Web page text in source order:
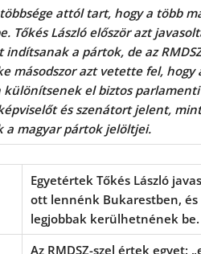
attól tart, hogy a több
Tőkés László először azt
a pártok, de az
másodszor azt vetette fel, hogy
el biztos
és szenátort jelent,
a magyar pártok jelöltjei.
Egyetértek Tőkés László
ott lennénk Bukarestben,
legjobbak kerülhetnének be.
Az RMDSZ-szel értek egyet: